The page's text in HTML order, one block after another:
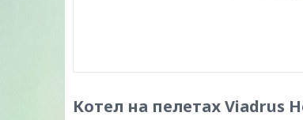
Котел на пелетах Viadrus